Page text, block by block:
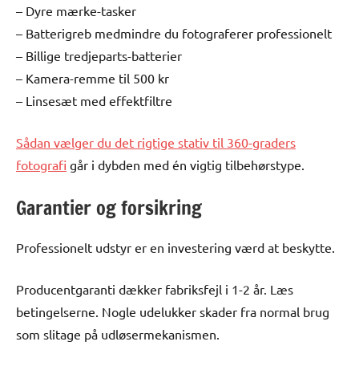
– Dyre mærke-tasker
– Batterigreb medmindre du fotograferer professionelt
– Billige tredjeparts-batterier
– Kamera-remme til 500 kr
– Linsesæt med effektfiltre
Sådan vælger du det rigtige stativ til 360-graders
fotografi går i dybden med én vigtig tilbehørstype.
Garantier og forsikring
Professionelt udstyr er en investering værd at beskytte.
Producentgaranti dækker fabriksfejl i 1-2 år. Læs
betingelserne. Nogle udelukker skader fra normal brug
som slitage på udløsermekanismen.